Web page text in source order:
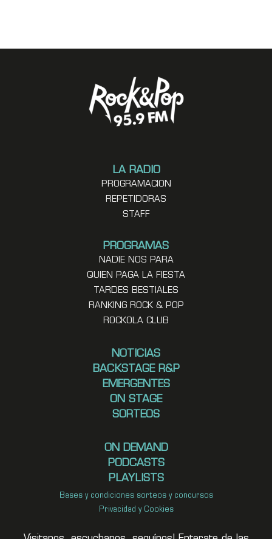
LA RADIO
PROGRAMACION
REPETIDORAS
STAFF
PROGRAMAS
NADIE NOS PARA
QUIEN PAGA LA FIESTA
TARDES BESTIALES
RANKING ROCK & POP
ROCKOLA CLUB
NOTICIAS
BACKSTAGE R&P
EMERGENTES
ON STAGE
SORTEOS
ON DEMAND
PODCASTS
PLAYLISTS
Bases y condiciones sorteos y concursos
Privacidad y Cookies